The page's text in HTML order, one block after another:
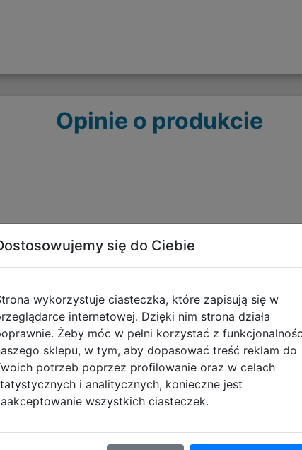
Opinie o produkcie
Polecane
Starpak Blok Techniczny Biały
A4 10 Kartek Ołówki 588815
się do Ciebie
wykorzystuje ciasteczka, które zapisują się w
internetowej. Dzięki nim strona działa
Żeby móc w pełni korzystać z
sklepu, w tym, aby dopasować treść reklam do
potrzeb poprzez profilowanie oraz w celach
i analitycznych, konieczne jest
wszystkich ciasteczek.